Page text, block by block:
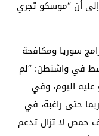
أن “موسكو تجري
سوريا ومكافحة
في واشنطن: “لم
اليوم، وفي
حتى راغبة، في
حمص لا تزال تدعم